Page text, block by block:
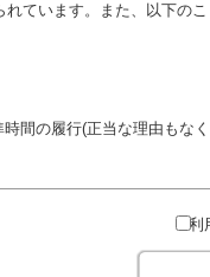
ています。また、以下の
間の履行(正当な理由も
。
るための政治教育その他の
るための宗教教育その他
活動をアピールする活動等)
利